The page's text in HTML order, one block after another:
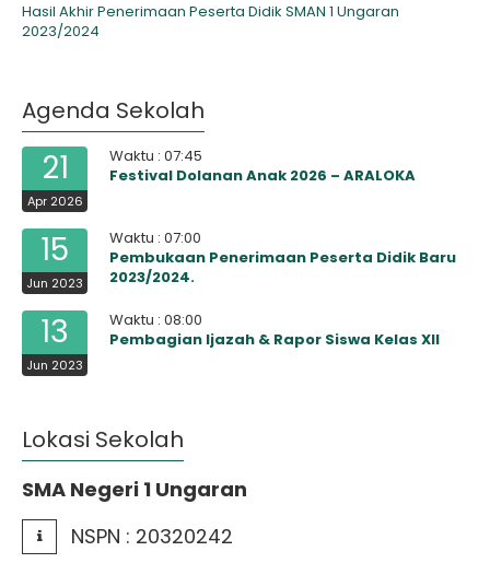
Hasil Akhir Penerimaan Peserta Didik SMAN 1 Ungaran
2023/2024
Agenda Sekolah
21
Apr 2026
Waktu : 07:45
Festival Dolanan Anak 2026 – ARALOKA
15
Jun 2023
Waktu : 07:00
Pembukaan Penerimaan Peserta Didik Baru
2023/2024.
13
Jun 2023
Waktu : 08:00
Pembagian Ijazah & Rapor Siswa Kelas XII
Lokasi Sekolah
SMA Negeri 1 Ungaran
NSPN : 20320242